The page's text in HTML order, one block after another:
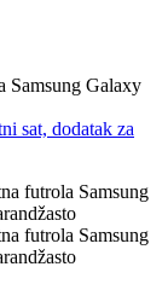
Samsung Galaxy
sat, dodatak za